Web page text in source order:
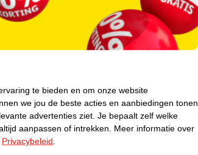
Over Kruidvat
Pers
Winkelformule
Bedrijfsgegevens
te bieden en om onze website
we jou de beste acties en aanbiedingen tonen
advertenties ziet. Je bepaalt zelf welke
aanpassen of intrekken.
Meer informatie over
Privacybeleid